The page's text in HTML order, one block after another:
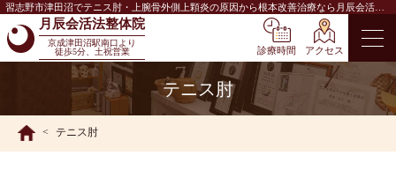
習志野市津田沼でテニス肘・上腕骨外側上顆炎の原因から根本改善治療なら月辰会活法
月辰会活法整体院
京成津田沼駅南口より
徒歩5分、土祝営業
診療時間 アクセス
テニス肘
テニス肘